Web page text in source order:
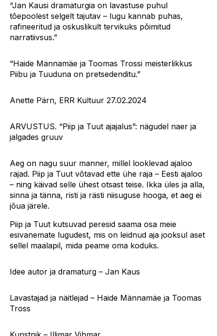
“Jan Kausi dramaturgia on lavastuse puhul
tõepoolest selgelt tajutav – lugu kannab puhas,
rafineeritud ja oskuslikult tervikuks põimitud
narratiivsus.”
“Haide Männamäe ja Toomas Trossi meisterlikkus
Piibu ja Tuuduna on pretsedenditu.”
Anette Pärn, ERR Kultuur 27.02.2024
ARVUSTUS. “Piip ja Tuut ajajalus”: nägudel naer ja
jalgades gruuv
Aeg on nagu suur manner, millel looklevad ajaloo
rajad. Piip ja Tuut võtavad ette ühe raja – Eesti ajaloo
– ning käivad selle ühest otsast teise. Ikka üles ja alla,
sinna ja tänna, risti ja rästi niisuguse hooga, et aeg ei
jõua järele.
Piip ja Tuut kutsuvad peresid saama osa meie
esivanemate lugudest, mis on leidnud aja jooksul aset
sellel maalapil, mida peame oma koduks.
Idee autor ja dramaturg – Jan Kaus
Lavastajad ja näitlejad – Haide Männamäe ja Toomas
Tross